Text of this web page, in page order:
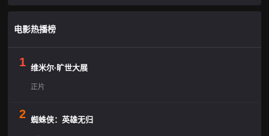
电影热播榜
1 维米尔·旷世大展
正片
2 蜘蛛侠：英雄无归